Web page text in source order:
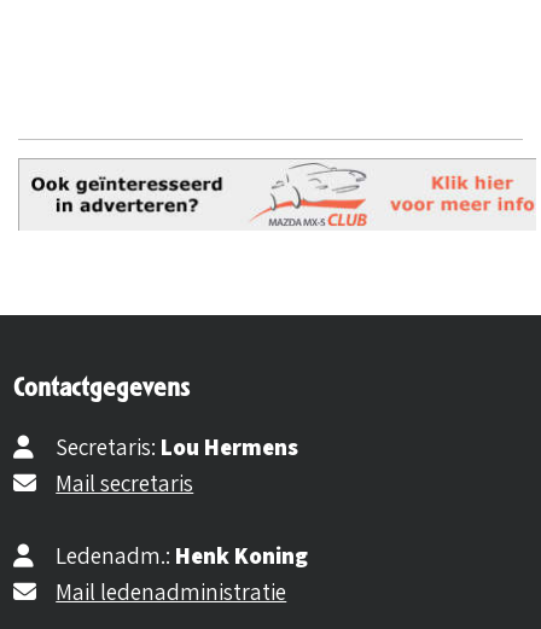
Contactgegevens
Secretaris: Lou Hermens
Mail secretaris
Ledenadm.: Henk Koning
Mail ledenadministratie